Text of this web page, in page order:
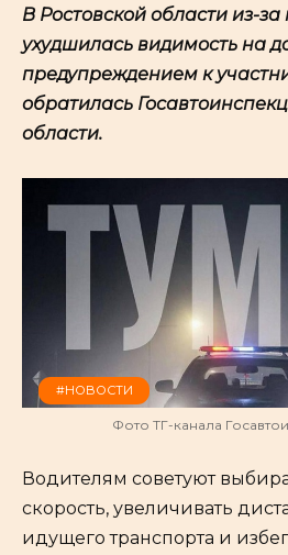
В Ростовской области из-за
ухудшилась видимость на
предупреждением к
обратилась
области.
#НОВОСТИ
Фото ТГ-канала
Водителям советуют
скорость, увеличивать
идущего транспорта и